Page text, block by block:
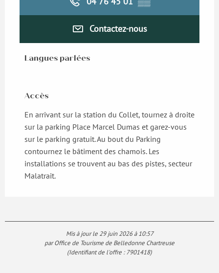
Contactez-nous
Langues parlées
Langues parlées
Accès
Accès
En arrivant sur la station du Collet, tournez à droite
sur la parking Place Marcel Dumas et garez-vous
sur le parking gratuit. Au bout du Parking
contournez le bâtiment des chamois. Les
installations se trouvent au bas des pistes, secteur
Malatrait.
Mis à jour le 29 juin 2026 à 10:57
par Office de Tourisme de Belledonne Chartreuse
(Identifiant de l'offre :7901418)